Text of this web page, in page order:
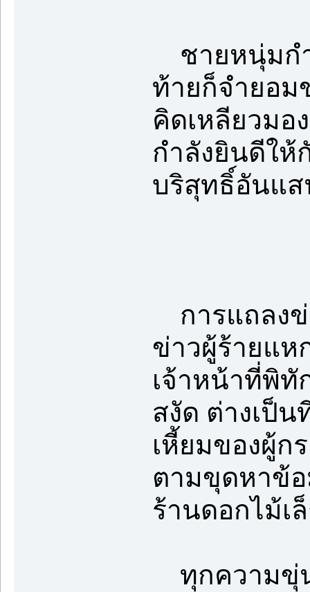
ชายหนุ่มก
ท้ายก็จำยอม
คิดเหลียวมอ
กำลังยินดีให้
บริสุทธิ์อันแส
การแถลงข่
ข่าวผู้ร้ายแ
เจ้าหน้าที่พิทั
สงัด ต่างเป็
เหี้ยมของผู้ก
ตามขุดหาข้อ
ร้านดอกไม้เ
ทุกความขุ่น